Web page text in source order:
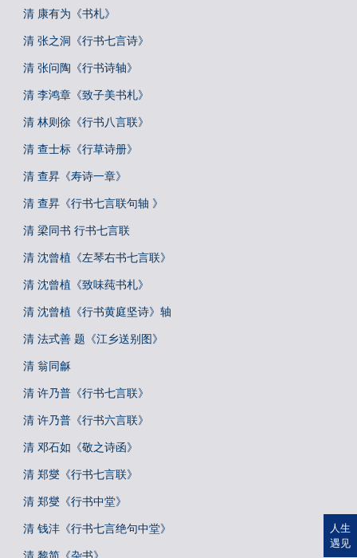
清 康有为《书札》
清 张之洞《行书七言诗》
清 张问陶《行书诗轴》
清 李鸿章《致子美书札》
清 林则徐《行书八言联》
清 查士标《行草诗册》
清 查昇《寿诗一章》
清 查昇《行书七言联句轴 》
清 梁同书 行书七言联
清 沈曾植《左琴右书七言联》
清 沈曾植《致味莼书札》
清 沈曾植《行书黄庭坚诗》轴
清 法式善 题《江乡送别图》
清 翁同龢
清 许乃普《行书七言联》
清 许乃普《行书六言联》
清 邓石如《敬之诗函》
清 郑燮《行书七言联》
清 郑燮《行书中堂》
清 钱沣《行书七言绝句中堂》
人生
遇见